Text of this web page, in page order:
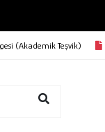
(Akademik Teşvik)